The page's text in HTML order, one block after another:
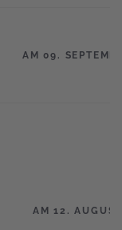
AM 09.
AM 12.